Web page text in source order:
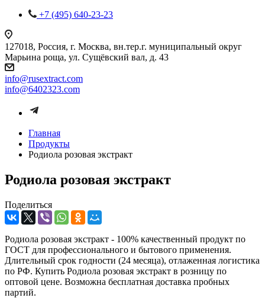
+7 (495) 640-23-23
127018, Россия, г. Москва, вн.тер.г. муниципальный округ
Марьина роща, ул. Сущёвский вал, д. 43
info@rusextract.com
info@6402323.com
Главная
Продукты
Родиола розовая экстракт
Родиола розовая экстракт
Поделиться
Родиола розовая экстракт - 100% качественный продукт по
ГОСТ для профессионального и бытового применения.
Длительный срок годности (24 месяца), отлаженная логистика
по РФ. Купить Родиола розовая экстракт в розницу по
оптовой цене. Возможна бесплатная доставка пробных
партий.